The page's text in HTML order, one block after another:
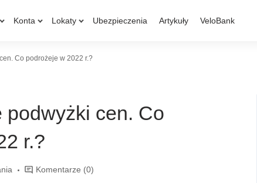
Konta Lokaty Ubezpieczenia Artykuły VeloBank
Co podrożeje w 2022 r.?
podwyżki cen. Co
r.?
Komentarze (0)